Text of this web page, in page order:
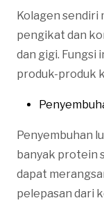
Kolagen sendiri
pengikat dan
dan gigi. Fungsi
produk-produk
Penyembuhan
banyak protein
dapat
pelepasan dari